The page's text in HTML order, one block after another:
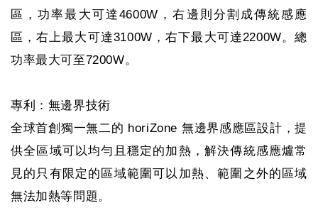
區，功率最大可達4600W，右邊則分割成傳統感應
區，右上最大可達3100W，右下最大可達2200W。總
功率最大可至7200W。
專利：無邊界技術
全球首創獨一無二的 horiZone 無邊界感應區設計，提
供全區域可以均勻且穩定的加熱，解決傳統感應爐常
見的只有限定的區域範圍可以加熱、範圍之外的區域
無法加熱等問題。